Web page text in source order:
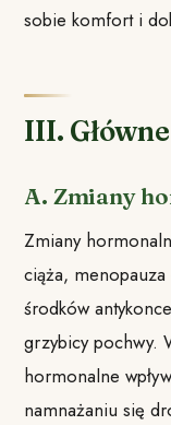
sobie komfort i
III.
A. Zmiany
Zmiany
ciąża,
środków
grzybicy pochwy.
hormonalne
namnażaniu się